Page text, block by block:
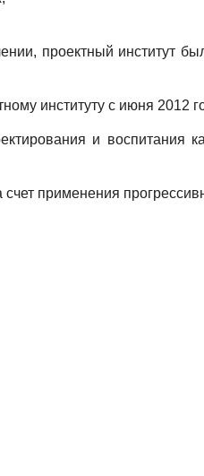
проектный институт
институту с июня 2012
и воспитания
применения